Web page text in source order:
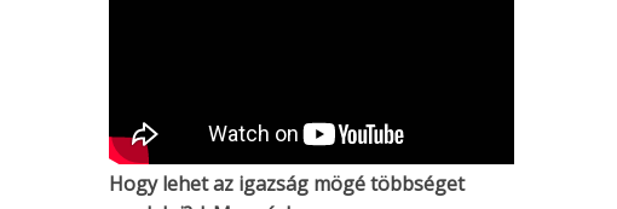
Hogy lehet az igazság mögé többséget